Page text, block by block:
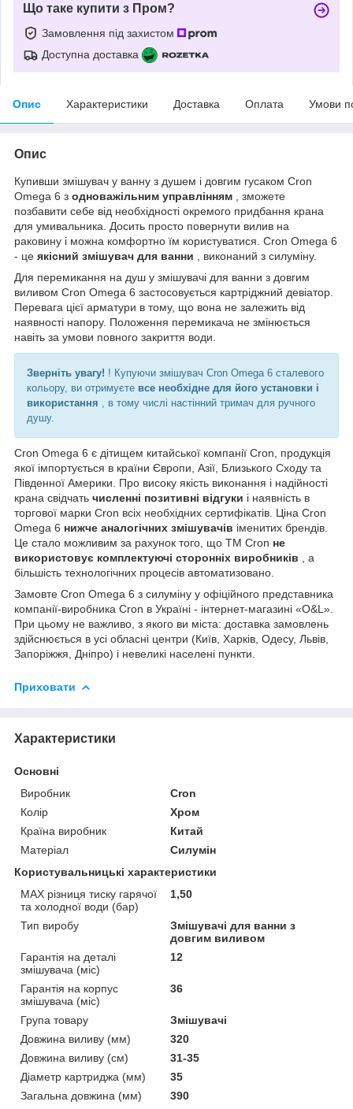
Що таке купити з Пром?
Замовлення під захистом
Доступна доставка
Опис Характеристики Доставка Оплата Умови
Опис
Купивши змішувач у ванну з душем і довгим гусаком Cron
Omega 6 з одноважільним управлінням
, зможете
позбавити себе від необхідності окремого придбання крана
для умивальника. Досить просто повернути вилив на
раковину і можна комфортно їм користуватися. Cron Omega 6
- це якісний змішувач для ванни
, виконаний з силуміну.
Для перемикання на душ у змішувачі для ванни з довгим
виливом Cron Omega 6 застосовується картріджний девіатор.
Перевага цієї арматури в тому, що вона не залежить від
наявності напору. Положення перемикача не змінюється
навіть за умови повного закриття води.
Зверніть увагу! ! Купуючи змішувач Cron Omega 6 сталевого
кольору, ви отримуєте все необхідне для його установки і
використання
, в тому числі настінний тримач для ручного
душу.
Cron Omega 6 є дітищем китайської компанії Cron, продукція
якої імпортується в країни Європи, Азії, Близького Сходу та
Південної Америки. Про високу якість виконання і надійності
крана свідчать численні позитивні відгуки і наявність в
торгової марки Cron всіх необхідних сертифікатів. Ціна Cron
Omega 6 нижче аналогічних змішувачів іменитих брендів.
Це стало можливим за рахунок того, що ТМ Cron не
використовує комплектуючі сторонніх виробників
, а
більшість технологічних процесів автоматизовано.
Замовте Cron Omega 6 з силуміну у офіційного представника
компанії-виробника Cron в Україні - інтернет-магазині «O&L».
При цьому не важливо, з якого ви міста: доставка замовлень
здійснюється в усі обласні центри (Київ, Харків, Одесу, Львів,
Запоріжжя, Дніпро) і невеликі населені пункти.
Приховати
Характеристики
Основні
Виробник
Cron
Колір
Хром
Країна виробник
Китай
Матеріал
Силумін
Користувальницькі характеристики
MAX різниця тиску гарячої
та холодної води (бар)
1,50
Тип виробу
Змішувачі для ванни з
довгим виливом
Гарантія на деталі
змішувача (міс)
12
Гарантія на корпус
змішувача (міс)
36
Група товару
Змішувачі
Довжина виливу (мм)
320
Довжина виливу (см)
31-35
Діаметр картриджа (мм)
35
Загальна довжина (мм)
390